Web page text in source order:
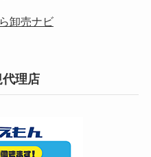
卸売ナビ
代理店